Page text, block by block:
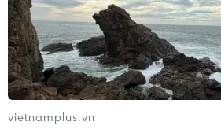
vietnamplus.vn